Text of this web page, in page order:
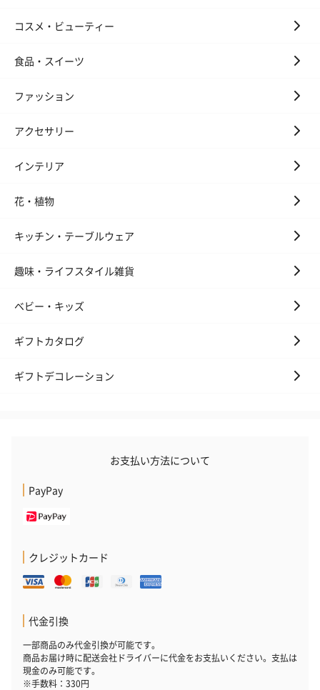
コスメ・ビューティー
食品・スイーツ
ファッション
アクセサリー
インテリア
花・植物
キッチン・テーブルウェア
趣味・ライフスタイル雑貨
ベビー・キッズ
ギフトカタログ
ギフトデコレーション
お支払い方法について
PayPay
クレジットカード
代金引換
一部商品のみ代金引換が可能です。
商品お届け時に配送会社ドライバーに代金をお支払いください。支払は
現金のみ可能です。
※手数料：330円